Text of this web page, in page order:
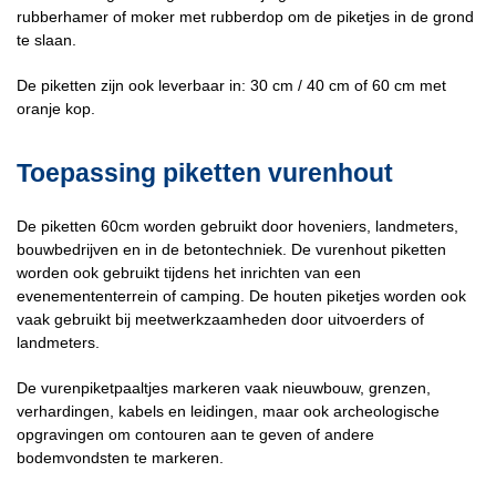
rubberhamer of moker met rubberdop om de piketjes in de grond
te slaan.
De piketten zijn ook leverbaar in: 30 cm / 40 cm of 60 cm met
oranje kop.
Toepassing piketten vurenhout
De piketten 60cm worden gebruikt door hoveniers, landmeters,
bouwbedrijven en in de betontechniek. De vurenhout piketten
worden ook gebruikt tijdens het inrichten van een
evenemententerrein of camping. De houten piketjes worden ook
vaak gebruikt bij meetwerkzaamheden door uitvoerders of
landmeters.
De vurenpiketpaaltjes markeren vaak nieuwbouw, grenzen,
verhardingen, kabels en leidingen, maar ook archeologische
opgravingen om contouren aan te geven of andere
bodemvondsten te markeren.